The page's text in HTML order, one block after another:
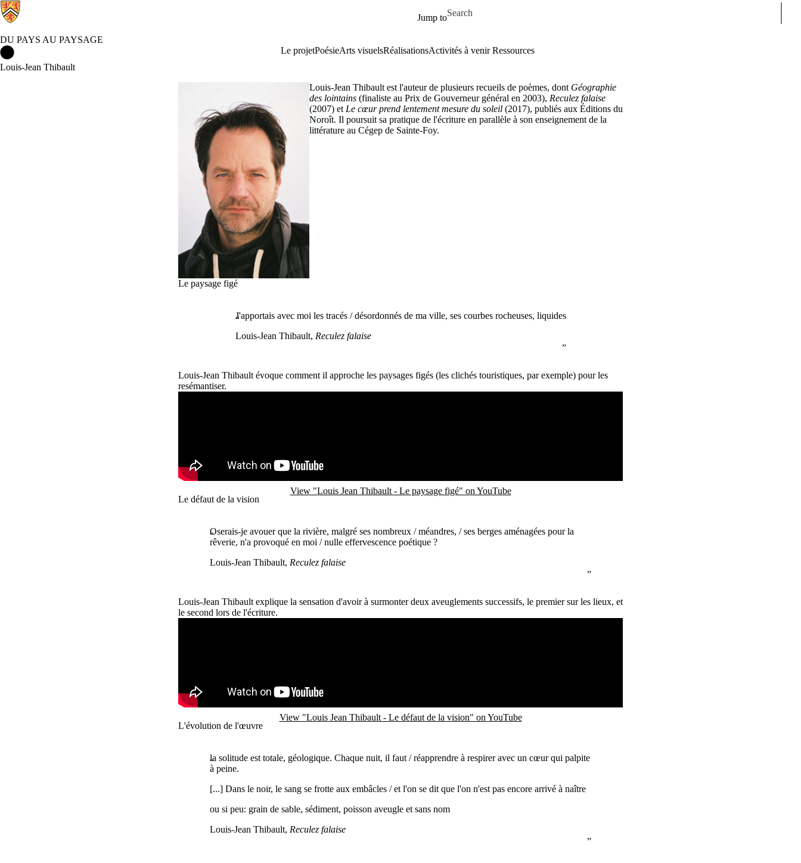
Jump to
Search for
DU PAYS AU PAYSAGE
Le projetPoésieArts visuelsRéalisationsActivités à venirRessources
Louis-Jean Thibault
Louis-Jean Thibault est l'auteur de plusieurs recueils de poèmes, dont Géographie
des lointains (finaliste au Prix de Gouverneur général en 2003), Reculez falaise
(2007) et Le cœur prend lentement mesure du soleil (2017), publiés aux Éditions du
Noroît. Il poursuit sa pratique de l'écriture en parallèle à son enseignement de la
littérature au Cégep de Sainte-Foy.
Le paysage figé
J'apportais avec moi les tracés / désordonnés de ma ville, ses courbes rocheuses, liquides
Louis-Jean Thibault, Reculez falaise
Louis-Jean Thibault évoque comment il approche les paysages figés (les clichés touristiques, par exemple) pour les
resémantiser.
View "Louis Jean Thibault - Le paysage figé" on YouTube
Le défaut de la vision
Oserais-je avouer que la rivière, malgré ses nombreux / méandres, / ses berges aménagées pour la
rêverie, n'a provoqué en moi / nulle effervescence poétique ?
Louis-Jean Thibault, Reculez falaise
Louis-Jean Thibault explique la sensation d'avoir à surmonter deux aveuglements successifs, le premier sur les lieux, et
le second lors de l'écriture.
View "Louis Jean Thibault - Le défaut de la vision" on YouTube
L'évolution de l'œuvre
la solitude est totale, géologique. Chaque nuit, il faut / réapprendre à respirer avec un cœur qui palpite
à peine.
[...] Dans le noir, le sang se frotte aux embâcles / et l'on se dit que l'on n'est pas encore arrivé à naître
ou si peu: grain de sable, sédiment, poisson aveugle et sans nom
Louis-Jean Thibault, Reculez falaise